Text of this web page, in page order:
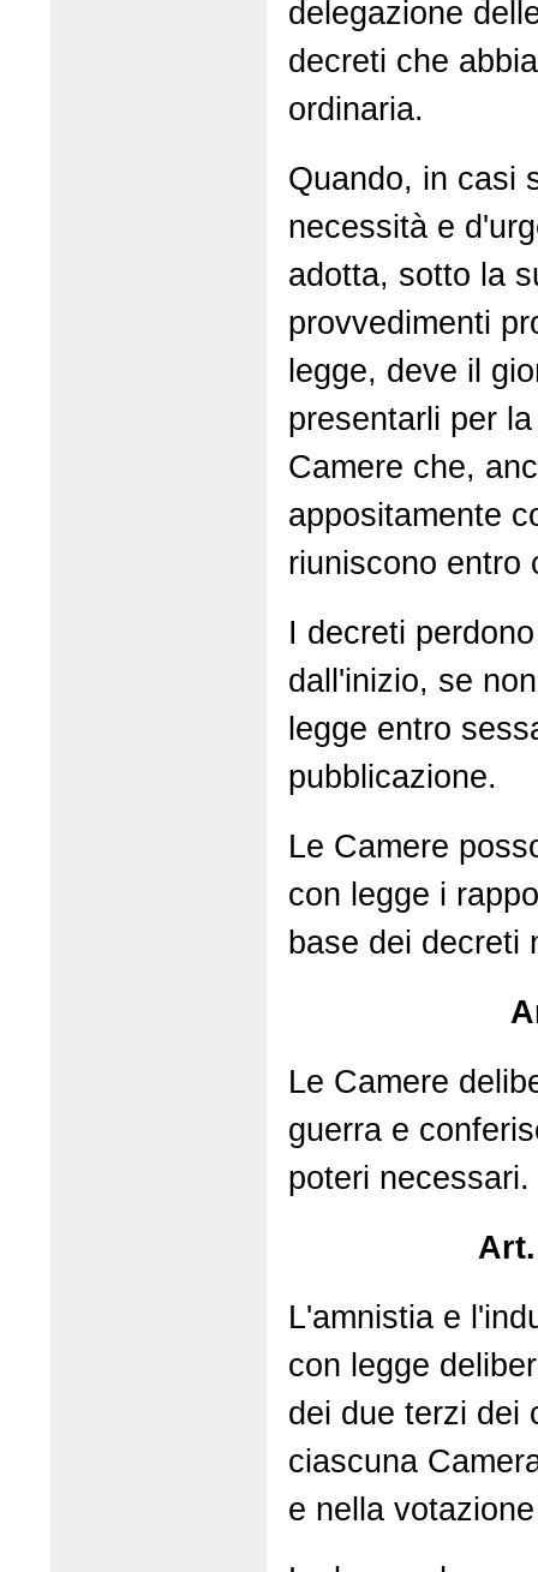
delegazione
decreti che
ordinaria.
Quando, in casi
necessità e
adotta, sotto la
provvedimenti
legge, deve il
presentarli per
Camere che,
appositamente
riuniscono entro
I decreti
dall'inizio, se
legge entro
pubblicazione.
Le Camere
con legge i
base dei decreti
Le Camere
guerra e
poteri necessari.
L'amnistia e
con legge
dei due terzi dei
ciascuna
e nella